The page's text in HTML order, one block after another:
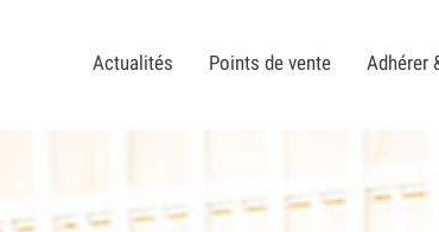
Actualités Points de vente Adhérer